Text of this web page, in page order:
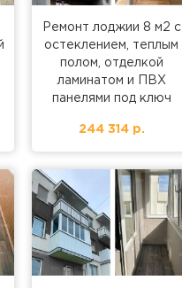
Ремонт лоджии 8 м2 с
остеклением, теплым
полом, отделкой
ламинатом и ПВХ
панелями под ключ
244 314 р.